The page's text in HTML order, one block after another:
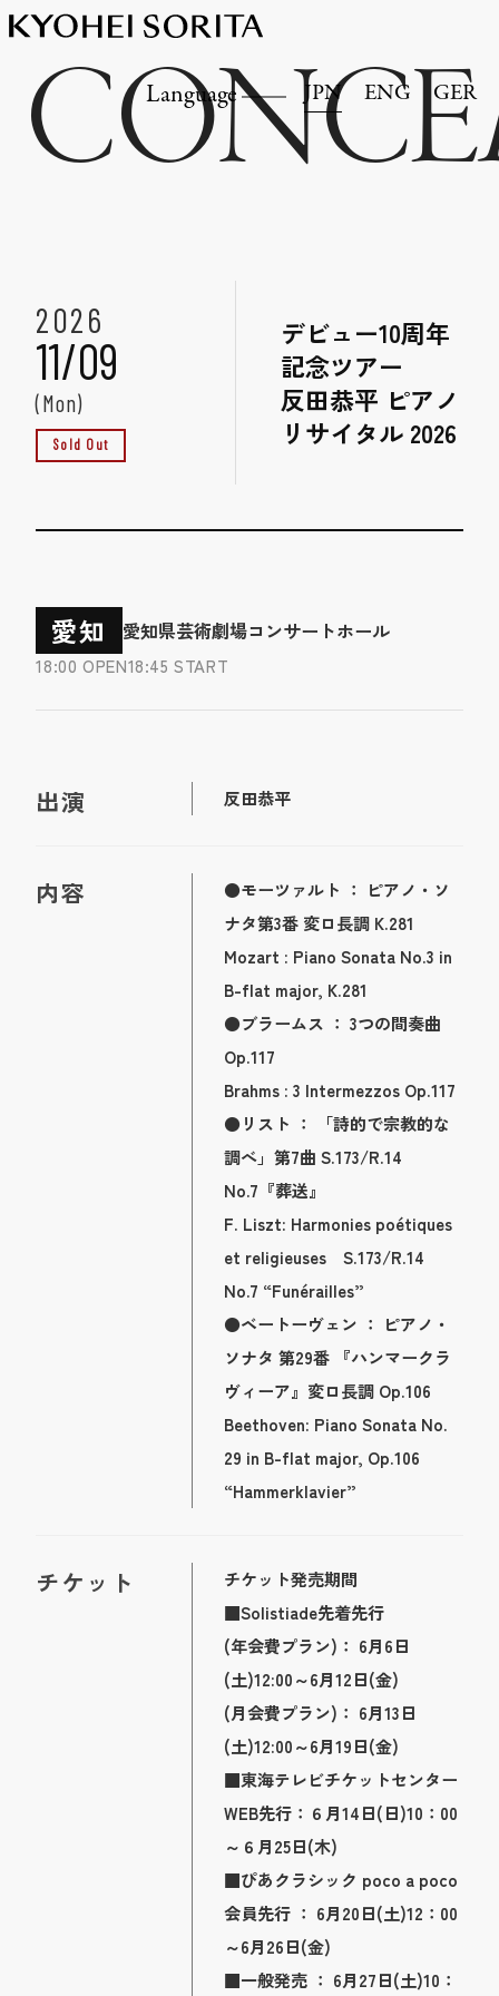
Language JPN ENG GER
CONCE
2026
11/09
(Mon)
Sold Out
デビュー10周年
記念ツアー
反田恭平 ピアノ
リサイタル 2026
愛知 愛知県芸術劇場コンサートホール
18:00 OPEN18:45 START
出演 反田恭平
内容
●モーツァルト ： ピアノ・ソ
ナタ第3番 変ロ長調 K.281
Mozart : Piano Sonata No.3 in
B-flat major, K.281
●ブラームス ： 3つの間奏曲
Op.117
Brahms : 3 Intermezzos Op.117
●リスト ： 「詩的で宗教的な
調べ」第7曲 S.173/R.14
No.7『葬送』
F. Liszt: Harmonies poétiques
et religieuses S.173/R.14
No.7 “Funérailles”
●ベートーヴェン ： ピアノ・
ソナタ 第29番 『ハンマークラ
ヴィーア』変ロ長調 Op.106
Beethoven: Piano Sonata No.
29 in B-flat major, Op.106
“Hammerklavier”
チケット
チケット発売期間
■Solistiade先着先行
(年会費プラン)： 6月6日
(土)12:00～6月12日(金)
(月会費プラン)： 6月13日
(土)12:00～6月19日(金)
■東海テレビチケットセンター
WEB先行：６月14日(日)10：00
～６月25日(木)
■ぴあクラシック poco a poco
会員先行 ： 6月20日(土)12：00
～6月26日(金)
■一般発売 ： 6月27日(土)10：